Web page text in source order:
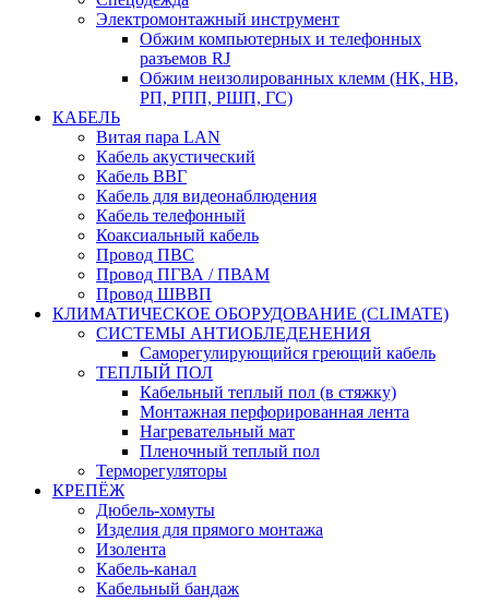
Электромонтажный инструмент
Обжим компьютерных и телефонных
разъемов RJ
Обжим неизолированных клемм (НК, НВ,
РП, РПП, РШП, ГС)
КАБЕЛЬ
Витая пара LAN
Кабель акустический
Кабель ВВГ
Кабель для видеонаблюдения
Кабель телефонный
Коаксиальный кабель
Провод ПВС
Провод ПГВА / ПВАМ
Провод ШВВП
КЛИМАТИЧЕСКОЕ ОБОРУДОВАНИЕ (CLIMATE)
СИСТЕМЫ АНТИОБЛЕДЕНЕНИЯ
Саморегулирующийся греющий кабель
ТЕПЛЫЙ ПОЛ
Кабельный теплый пол (в стяжку)
Монтажная перфорированная лента
Нагревательный мат
Пленочный теплый пол
Терморегуляторы
КРЕПЁЖ
Дюбель-хомуты
Изделия для прямого монтажа
Изолента
Кабель-канал
Кабельный бандаж